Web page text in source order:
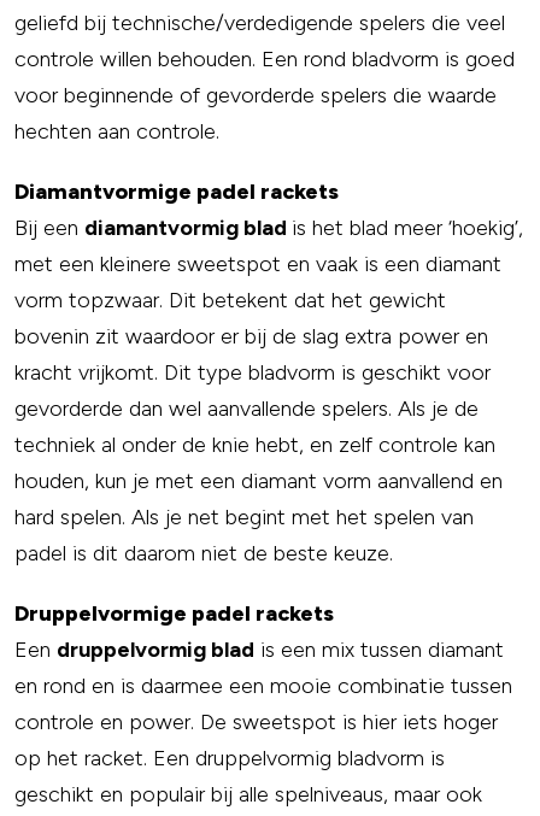
geliefd bij technische/verdedigende spelers die veel
controle willen behouden. Een rond bladvorm is goed
voor beginnende of gevorderde spelers die waarde
hechten aan controle.
Diamantvormige padel rackets
Bij een diamantvormig blad is het blad meer ‘hoekig’,
met een kleinere sweetspot en vaak is een diamant
vorm topzwaar. Dit betekent dat het gewicht
bovenin zit waardoor er bij de slag extra power en
kracht vrijkomt. Dit type bladvorm is geschikt voor
gevorderde dan wel aanvallende spelers. Als je de
techniek al onder de knie hebt, en zelf controle kan
houden, kun je met een diamant vorm aanvallend en
hard spelen. Als je net begint met het spelen van
padel is dit daarom niet de beste keuze.
Druppelvormige padel rackets
Een druppelvormig blad is een mix tussen diamant
en rond en is daarmee een mooie combinatie tussen
controle en power. De sweetspot is hier iets hoger
op het racket. Een druppelvormig bladvorm is
geschikt en populair bij alle spelniveaus, maar ook